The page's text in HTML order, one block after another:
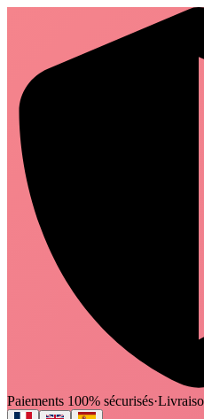
Paiements 100% sécurisés·